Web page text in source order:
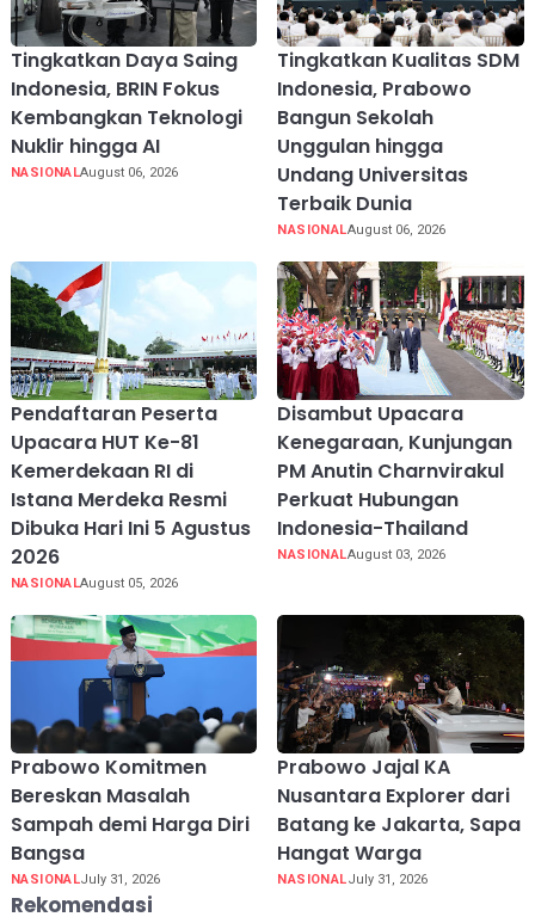
Tingkatkan Daya Saing
Indonesia, BRIN Fokus
Kembangkan Teknologi
Nuklir hingga AI
NASIONALAugust 06, 2026
Tingkatkan Kualitas SDM
Indonesia, Prabowo
Bangun Sekolah
Unggulan hingga
Undang Universitas
Terbaik Dunia
NASIONALAugust 06, 2026
Pendaftaran Peserta
Upacara HUT Ke-81
Kemerdekaan RI di
Istana Merdeka Resmi
Dibuka Hari Ini 5 Agustus
2026
NASIONALAugust 05, 2026
Disambut Upacara
Kenegaraan, Kunjungan
PM Anutin Charnvirakul
Perkuat Hubungan
Indonesia-Thailand
NASIONALAugust 03, 2026
Prabowo Komitmen
Bereskan Masalah
Sampah demi Harga Diri
Bangsa
NASIONALJuly 31, 2026
Prabowo Jajal KA
Nusantara Explorer dari
Batang ke Jakarta, Sapa
Hangat Warga
NASIONALJuly 31, 2026
Rekomendasi